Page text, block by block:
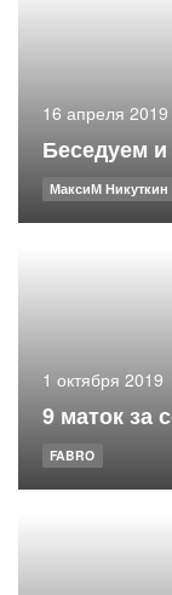
16 апреля 2019
Беседуем
МаксиМ Никуткин
1 октября 2019
9 маток за
FABRO